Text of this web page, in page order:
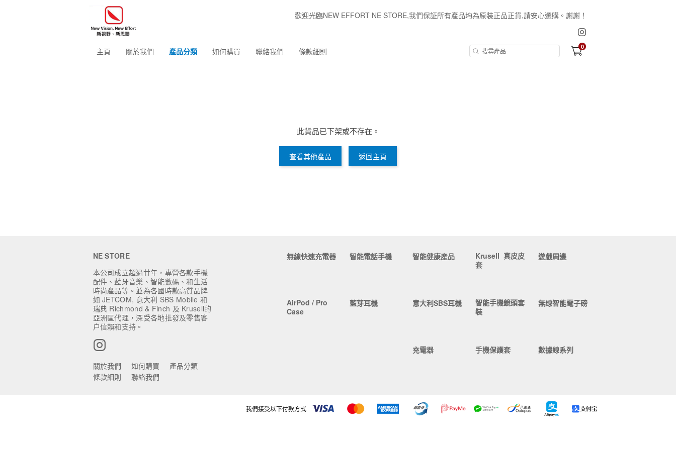
歡迎光臨NEW EFFORT NE STORE,我們保証所有產品均為原装正品正貨,請安心選購。謝謝！
主頁 關於我們 產品分類 如何購買 聯絡我們 條款細則 0
此貨品已下架或不存在。
查看其他產品 返回主頁
NE STORE
本公司成立超過廿年，專營各款手機
配件、藍牙音樂、智能數碼、和生活
時尚產品等。並為各國時款高質品牌
如 JETCOM, 意大利 SBS Mobile 和
瑞典 Richmond & Finch 及 Krusell的
亞洲區代理，深受各地批發及零售客
户信賴和支持。
關於我們 如何購買
產品分類
條款細則
聯絡我們
無線快速充電器 智能電話手機 智能健康産品
Krusell 真皮皮
套
遊戲周邊
AirPod / Pro
Case
藍芽耳機 意大利SBS耳機
智能手機鏡頭套
裝
無缐智能電子磅
充電器 手機保護套 數據線系列
我們接受以下付款方式